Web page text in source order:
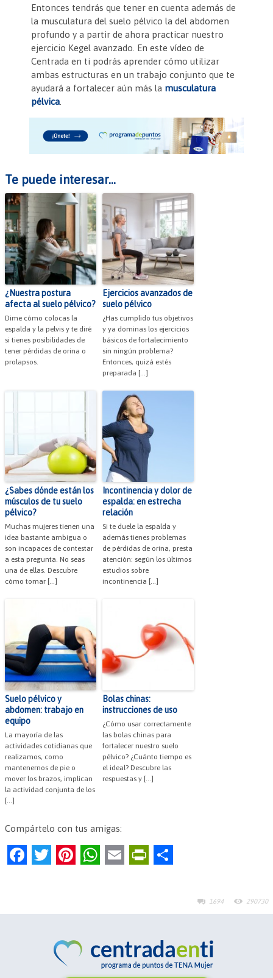
1694 290730
Entonces tendrás que tener en cuenta además de
la musculatura del suelo pélvico la del abdomen
profundo y a partir de ahora practicar nuestro
ejercicio Kegel avanzado. En este vídeo de
Centrada en ti podrás aprender cómo utilizar
ambas estructuras en un trabajo conjunto que te
ayudará a fortalecer aún más la musculatura
pélvica
Te puede interesar...
¿Nuestra postura
afecta al suelo pélvico?
Dime cómo colocas la
espalda y la pelvis y te diré
si tienes posibilidades de
tener pérdidas de orina o
prolapsos.
Ejercicios avanzados de
suelo pélvico
¿Has cumplido tus objetivos
y ya dominas los ejercicios
básicos de fortalecimiento
sin ningún problema?
Entonces, quizá estés
preparada […]
¿Sabes dónde están los
músculos de tu suelo
pélvico?
Muchas mujeres tienen una
idea bastante ambigua o
son incapaces de contestar
a esta pregunta. No seas
una de ellas. Descubre
cómo tomar […]
Incontinencia y dolor de
espalda: en estrecha
relación
Si te duele la espalda y
además tienes problemas
de pérdidas de orina, presta
atención: según los últimos
estudios sobre
incontinencia […]
Suelo pélvico y
abdomen: trabajo en
equipo
La mayoría de las
actividades cotidianas que
realizamos, como
mantenernos de pie o
mover los brazos, implican
la actividad conjunta de los
[…]
Bolas chinas:
instrucciones de uso
¿Cómo usar correctamente
las bolas chinas para
fortalecer nuestro suelo
pélvico? ¿Cuánto tiempo es
el ideal? Descubre las
respuestas y […]
Compártelo con tus amigas:
F
e
T
er
Pi
es
W
s
p
p
E
l
Pr
ri
n
dl
p
tir